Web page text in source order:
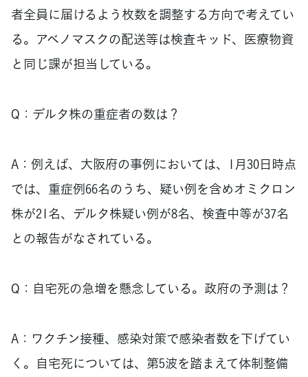
者全員に届けるよう枚数を調整する方向で考えてい
る。アベノマスクの配送等は検査キッド、医療物資
と同じ課が担当している。
Q：デルタ株の重症者の数は？
A：例えば、大阪府の事例においては、1月30日時点
では、重症例66名のうち、疑い例を含めオミクロン
株が21名、デルタ株疑い例が8名、検査中等が37名
との報告がなされている。
Q：自宅死の急増を懸念している。政府の予測は？
A：ワクチン接種、感染対策で感染者数を下げてい
く。自宅死については、第5波を踏まえて体制整備